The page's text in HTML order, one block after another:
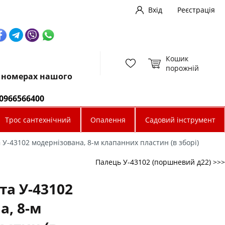
Вхід
Реєстрація
номерах нашого
Кошик
порожній
Трос сантехнічний Опалення Садовий інструмент
43102 модернізована, 8-м клапанних пластин (в зборі)
Палець У-43102 (поршневий д22) >>>
У-43102
8-м